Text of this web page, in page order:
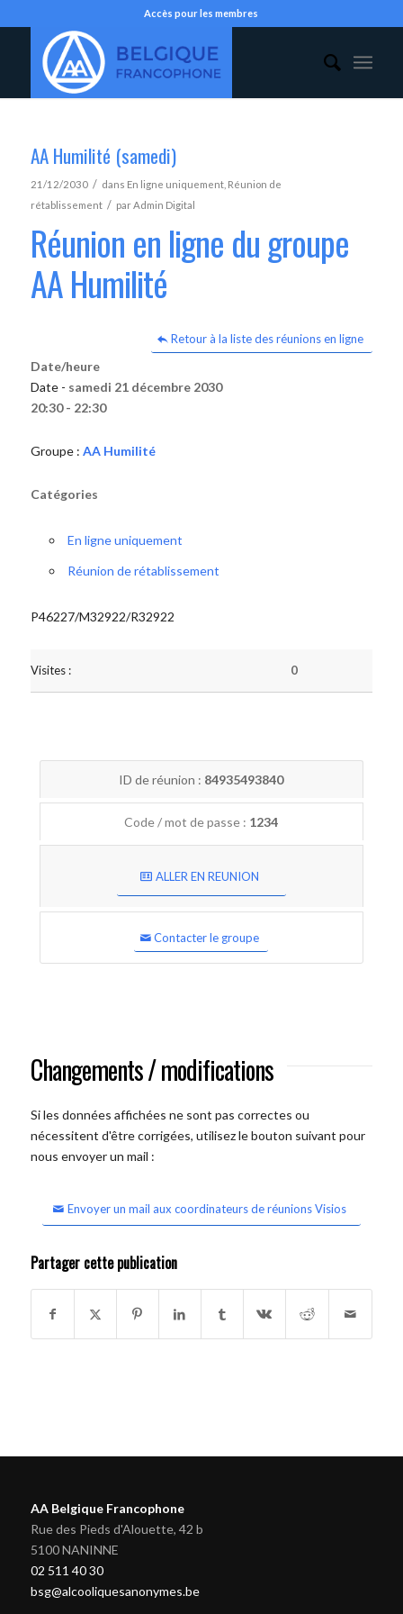
Accès pour les membres
AA Humilité (samedi)
21/12/2030 / dans En ligne uniquement, Réunion de
rétablissement / parAdmin Digital
Réunion en ligne du groupe
AA Humilité
Retour à la liste des réunions en ligne
Date/heure
Date - samedi 21 décembre 2030
20:30 - 22:30
Groupe : AA Humilité
Catégories
En ligne uniquement
Réunion de rétablissement
P46227/M32922/R32922
Visites : 0
ID de réunion : 84935493840
Code / mot de passe : 1234
ALLER EN REUNION
Contacter le groupe
Changements / modifications
Si les données affichées ne sont pas correctes ou
nécessitent d'être corrigées, utilisez le bouton suivant pour
nous envoyer un mail :
Envoyer un mail aux coordinateurs de réunions Visios
Partager cette publication
AA Belgique Francophone
Rue des Pieds d'Alouette, 42 b
5100 NANINNE
02 511 40 30
bsg@alcooliquesanonymes.be